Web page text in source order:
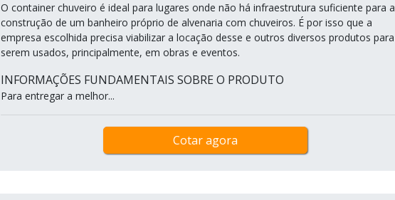
O container chuveiro é ideal para lugares onde não há infraestrutura suficiente para a
construção de um banheiro próprio de alvenaria com chuveiros. É por isso que a
empresa escolhida precisa viabilizar a locação desse e outros diversos produtos para
serem usados, principalmente, em obras e eventos.
INFORMAÇÕES FUNDAMENTAIS SOBRE O PRODUTO
Para entregar a melhor...
Cotar agora